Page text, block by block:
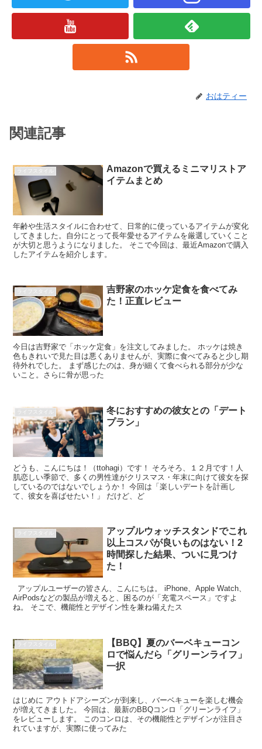
おはティー
関連記事
ライフスタイル
Amazonで買えるミニマリストア
イテムまとめ
年齢や生活スタイルに合わせて、日常的に使っているアイテムが変化
してきました。自分にとって長年愛せるアイテムを厳選していくこと
が大切と思うようになりました。 そこで今回は、最近Amazonで購入
したアイテムを紹介します。
ライフスタイル
吉野家のホッケ定食を食べてみ
た！正直レビュー
今日は吉野家で「ホッケ定食」を注文してみました。 ホッケは焼き
色もきれいで見た目は悪くありませんが、実際に食べてみると少し期
待外れでした。 まず感じたのは、身が細くて食べられる部分が少な
いこと。さらに骨が思った
ライフスタイル
冬におすすめの彼女との「デート
プラン」
どうも、こんにちは！（ttohagi）です！ そろそろ、１２月です！人
肌恋しい季節で、多くの男性達がクリスマス・年末に向けて彼女を探
しているのではないでしょうか！ 今回は「楽しいデートを計画し
て、彼女を喜ばせたい！」 だけど、ど
ライフスタイル
アップルウォッチスタンドでこれ
以上コスパが良いものはない！2
時間探した結果、ついに見つけ
た！
アップルユーザーの皆さん、こんにちは。 iPhone、Apple Watch、
AirPodsなどの製品が増えると、困るのが「充電スペース」ですよ
ね。 そこで、機能性とデザイン性を兼ね備えたス
ライフスタイル
【BBQ】夏のバーベキューコン
ロで悩んだら「グリーンライフ」
一択
はじめに アウトドアシーズンが到来し、バーベキューを楽しむ機会
が増えてきました。 今回は、最新のBBQコンロ「グリーンライフ」
をレビューします。 このコンロは、その機能性とデザインが注目さ
れていますが、実際に使ってみた